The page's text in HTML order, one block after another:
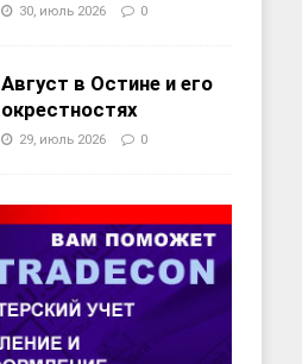
30, июль 2026 0
Август в Остине и его
окрестностях
29, июль 2026 0